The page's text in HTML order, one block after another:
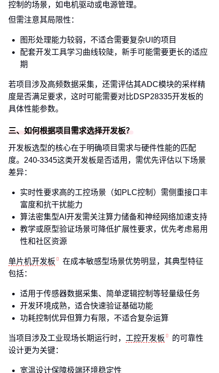
控制的场景，如电机驱动或电源管理。
但需注意其局限性：
图形处理能力较弱，不适合需要复杂UI的项目
配套开发工具学习曲线较陡，新手可能需要更长的适应
期
若项目涉及高频数据采集，还需评估其ADC模块的采样精
度是否满足要求，这时可能需要对比DSP28335开发板的
具体性能参数。
三、如何根据项目需求选择开发板？
开发板选型的核心在于明确项目需求与硬件性能的匹配
度。240-3345这类开发板是否适用，需优先评估以下场景
差异：
实时性要求高的工控场景（如PLC控制）需侧重接口丰
富度和抗干扰能力
算法密集型AI开发需关注算力储备和神经网络加速支持
教学或原型验证场景可降低扩展性要求，优先考虑易用
性和社区资源
单片机开发板
在成本敏感型场景优势明显，其典型特征
包括：
适用于传感器数据采集、简单逻辑控制等轻量级任务
开发环境成熟，适合快速验证基础功能
功耗控制优异但算力有限，不适合复杂运算
当项目涉及工业现场长期运行时， 工控开发板
的可靠性
设计更为关键：
宽温设计保障极端环境稳定性